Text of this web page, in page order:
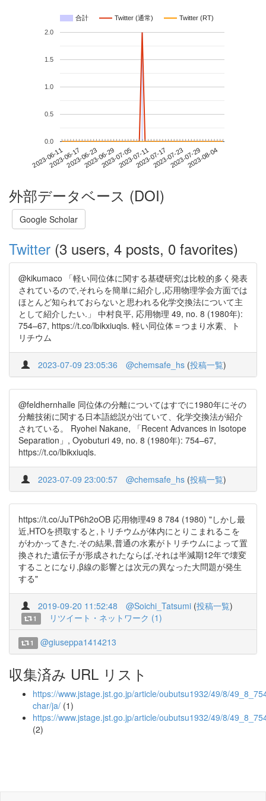
合計 Twitter (通常) Twitter (RT)
2023-06-112023-06-172023-06-232023-06-292023-07-052023-07-112023-07-172023-07-232023-07-292023-08-04
0.0
0.5
1.0
1.5
2.0
外部データベース (DOI)
Google Scholar
Twitter (3 users, 4 posts, 0 favorites)
@kikumaco 「軽い同位体に関する基礎研究は比較的多く発表
されているので,それらを簡単に紹介し,応用物理学会方面では
ほとんど知られておらないと思われる化学交換法について主
として紹介したい.」 中村良平, 応用物理 49, no. 8 (1980年):
754–67, https://t.co/lbikxiuqls. 軽い同位体＝つまり水素、ト
リチウム
2023-07-09 23:05:36 @chemsafe_hs (投稿一覧)
@feldhernhalle 同位体の分離についてはすでに1980年にその
分離技術に関する日本語総説が出ていて、化学交換法が紹介
されている。 Ryohei Nakane, 「Recent Advances in Isotope
Separation」, Oyobuturi 49, no. 8 (1980年): 754–67,
https://t.co/lbikxiuqls.
2023-07-09 23:00:57 @chemsafe_hs (投稿一覧)
https://t.co/JuTP6h2oOB 応用物理49 8 784 (1980) "しかし最
近,HTOを摂取すると,トリチウムが体内にとりこまれるこを
がわかってきた.その結果,普通の水素がトリチウムによって置
換された遺伝子が形成されたならば,それは半減期12年で壊変
することになり,β線の影響とは次元の異なった大問題が発生
する"
2019-09-20 11:52:48 @Soichi_Tatsumi (投稿一覧)
1 リツイート・ネットワーク (1)
1 @giuseppa1414213
収集済み URL リスト
https://www.jstage.jst.go.jp/article/oubutsu1932/49/8/
char/ja/ (1)
https://www.jstage.jst.go.jp/article/oubutsu1932/49/8/
(2)